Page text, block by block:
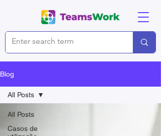
Blog
All Posts
Casos de
All Posts